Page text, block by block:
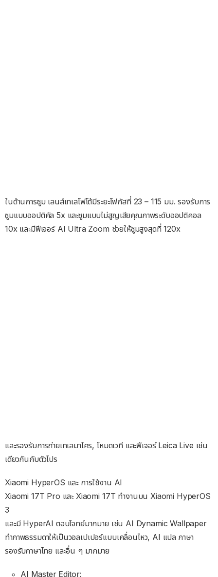
ในด้านการซูม เลนส์เทเลโฟโต้มีระยะโฟกัสที่ 23 – 115 มม. รองรับการ
ซูมแบบออปติคัล 5x และซูมแบบไม่สูญเสียคุณภาพระดับออปติคอล
10x และมีฟีเจอร์ AI Ultra Zoom ช่วยให้ซูมสูงสุดที่ 120x
และรองรับการถ่ายเทเลมาโคร, โหมดเวที และฟีเจอร์ Leica Live เช่น
เดียวกันกับตัวโปร
Xiaomi HyperOS และ การใช้งาน AI
Xiaomi 17T Pro และ Xiaomi 17T ทำงานบน Xiaomi HyperOS
3
และมี HyperAI ตอบโจทย์มากมาย เช่น AI Dynamic Wallpaper
ทำภาพธรรมดาให้เป็นวอลเปเปอร์แบบเคลื่อนไหว, AI แปล ภาษา
รองรับภาษาไทย และอื่น ๆ มากมาย
AI Master Editor: